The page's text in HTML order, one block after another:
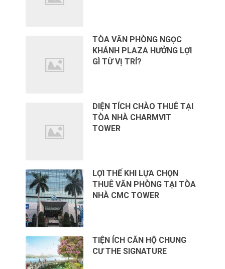
TÒA VĂN PHÒNG NGỌC
KHÁNH PLAZA HƯỞNG LỢI
GÌ TỪ VỊ TRÍ?
DIỆN TÍCH CHÀO THUÊ TẠI
TÒA NHÀ CHARMVIT
TOWER
LỢI THẾ KHI LỰA CHỌN
THUÊ VĂN PHÒNG TẠI TÒA
NHÀ CMC TOWER
TIỆN ÍCH CĂN HỘ CHUNG
CƯ THE SIGNATURE